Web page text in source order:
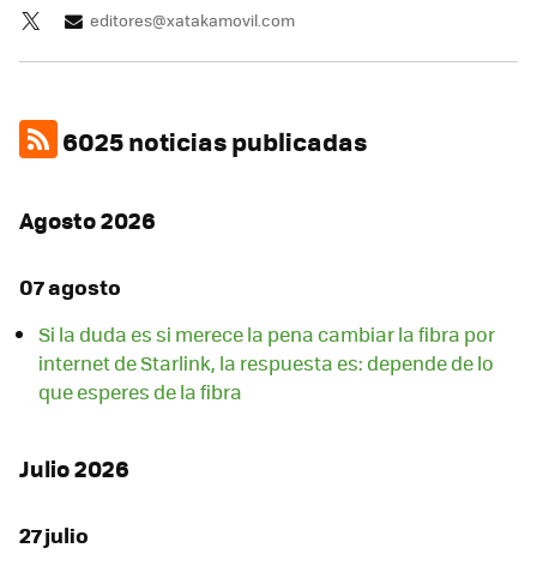
editores@xatakamovil.com
6025 noticias publicadas
Agosto 2026
07 agosto
Si la duda es si merece la pena cambiar la fibra por
internet de Starlink, la respuesta es: depende de lo
que esperes de la fibra
Julio 2026
27 julio